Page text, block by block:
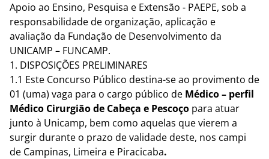
Apoio ao Ensino, Pesquisa e Extensão - PAEPE, sob a
responsabilidade de organização, aplicação e
avaliação da Fundação de Desenvolvimento da
UNICAMP – FUNCAMP.
1. DISPOSIÇÕES PRELIMINARES
1.1 Este Concurso Público destina-se ao provimento de
01 (uma) vaga para o cargo público de Médico – perfil
Médico Cirurgião de Cabeça e Pescoço para atuar
junto à Unicamp, bem como aquelas que vierem a
surgir durante o prazo de validade deste, nos campi
de Campinas, Limeira e Piracicaba.